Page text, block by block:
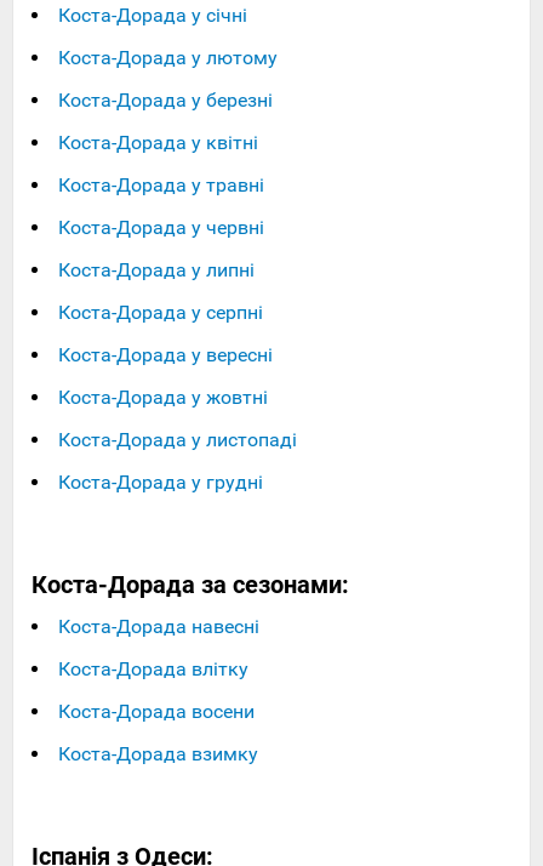
Коста-Дорада у січні
Коста-Дорада у лютому
Коста-Дорада у березні
Коста-Дорада у квітні
Коста-Дорада у травні
Коста-Дорада у червні
Коста-Дорада у липні
Коста-Дорада у серпні
Коста-Дорада у вересні
Коста-Дорада у жовтні
Коста-Дорада у листопаді
Коста-Дорада у грудні
Коста-Дорада за сезонами:
Коста-Дорада навесні
Коста-Дорада влітку
Коста-Дорада восени
Коста-Дорада взимку
Іспанія з Одеси: